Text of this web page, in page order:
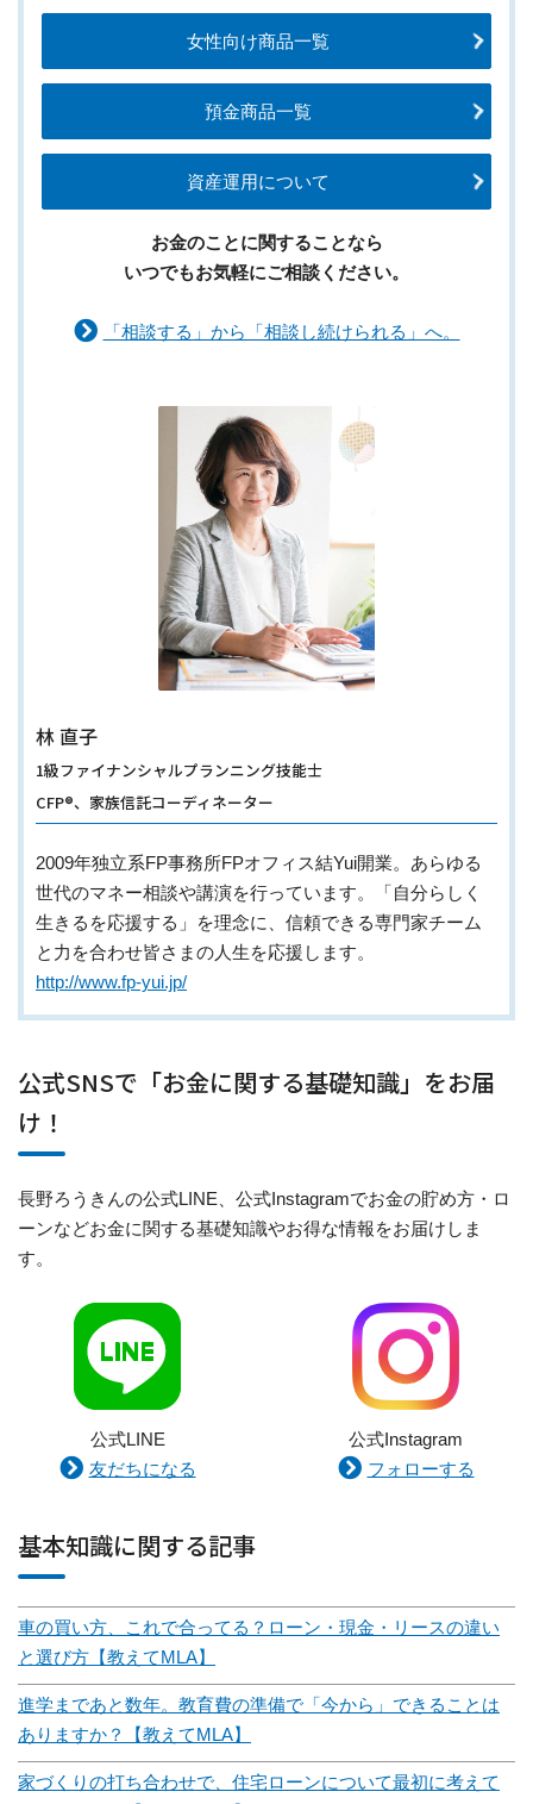
女性向け商品一覧
預金商品一覧
資産運用について
お金のことに関することなら
いつでもお気軽にご相談ください。
「相談する」から「相談し続けられる」へ。
林 直子
1級ファイナンシャルプランニング技能士
CFP®、家族信託コーディネーター
2009年独立系FP事務所FPオフィス結Yui開業。あらゆる
世代のマネー相談や講演を行っています。「自分らしく
生きるを応援する」を理念に、信頼できる専門家チーム
と力を合わせ皆さまの人生を応援します。
http://www.fp-yui.jp/
公式SNSで「お金に関する基礎知識」をお届
け！
長野ろうきんの公式LINE、公式Instagramでお金の貯め方・ロ
ーンなどお金に関する基礎知識やお得な情報をお届けしま
す。
公式LINE
友だちになる
公式Instagram
フォローする
基本知識に関する記事
車の買い方、これで合ってる？ローン・現金・リースの違い
と選び方【教えてMLA】
進学まであと数年。教育費の準備で「今から」できることは
ありますか？【教えてMLA】
家づくりの打ち合わせで、住宅ローンについて最初に考えて